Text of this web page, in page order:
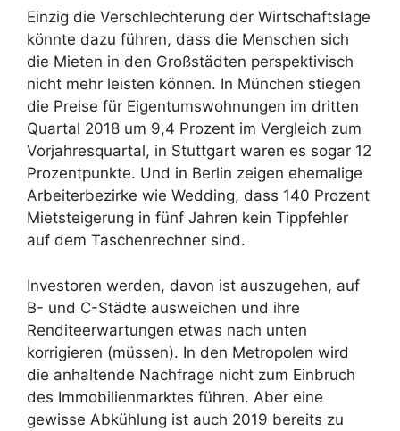
Einzig die Verschlechterung der Wirtschaftslage
könnte dazu führen, dass die Menschen sich
die Mieten in den Großstädten perspektivisch
nicht mehr leisten können. In München stiegen
die Preise für Eigentumswohnungen im dritten
Quartal 2018 um 9,4 Prozent im Vergleich zum
Vorjahresquartal, in Stuttgart waren es sogar 12
Prozentpunkte. Und in Berlin zeigen ehemalige
Arbeiterbezirke wie Wedding, dass 140 Prozent
Mietsteigerung in fünf Jahren kein Tippfehler
auf dem Taschenrechner sind.
Investoren werden, davon ist auszugehen, auf
B- und C-Städte ausweichen und ihre
Renditeerwartungen etwas nach unten
korrigieren (müssen). In den Metropolen wird
die anhaltende Nachfrage nicht zum Einbruch
des Immobilienmarktes führen. Aber eine
gewisse Abkühlung ist auch 2019 bereits zu